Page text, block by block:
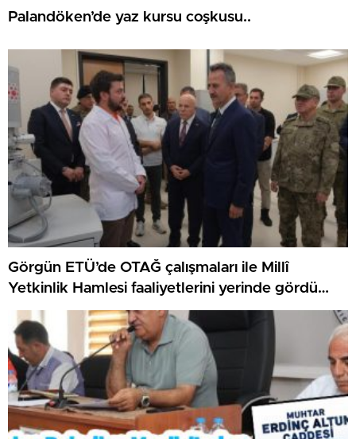
Palandöken’de yaz kursu coşkusu..
Görgün ETÜ’de OTAĞ çalışmaları ile Millî
Yetkinlik Hamlesi faaliyetlerini yerinde gördü…